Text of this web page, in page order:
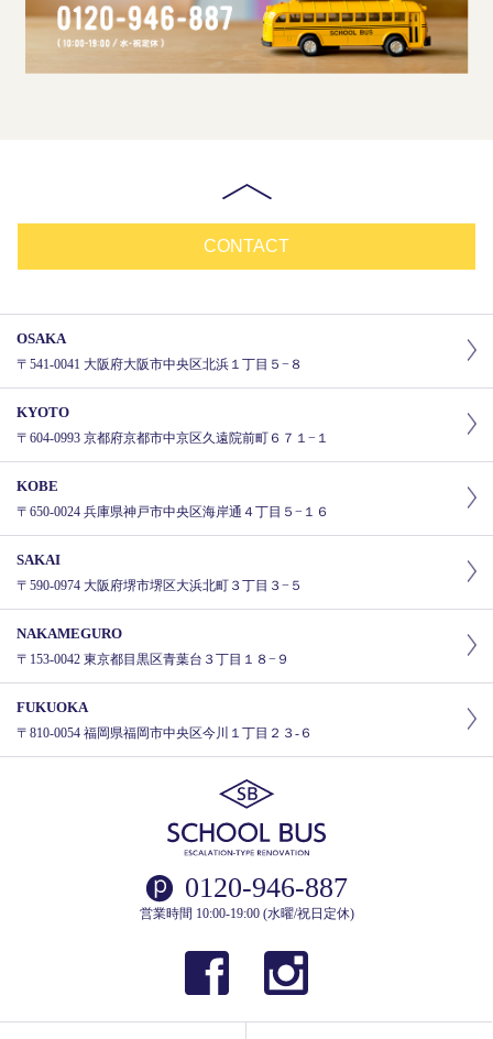
CONTACT
OSAKA
〒541-0041 大阪府大阪市中央区北浜１丁目５−８
KYOTO
〒604-0993 京都府京都市中京区久遠院前町６７１−１
KOBE
〒650-0024 兵庫県神戸市中央区海岸通４丁目５−１６
SAKAI
〒590-0974 大阪府堺市堺区大浜北町３丁目３−５
NAKAMEGURO
〒153-0042 東京都目黒区青葉台３丁目１８−９
FUKUOKA
〒810-0054 福岡県福岡市中央区今川１丁目２３-６
0120-946-887
営業時間 10:00-19:00 (水曜/祝日定休)